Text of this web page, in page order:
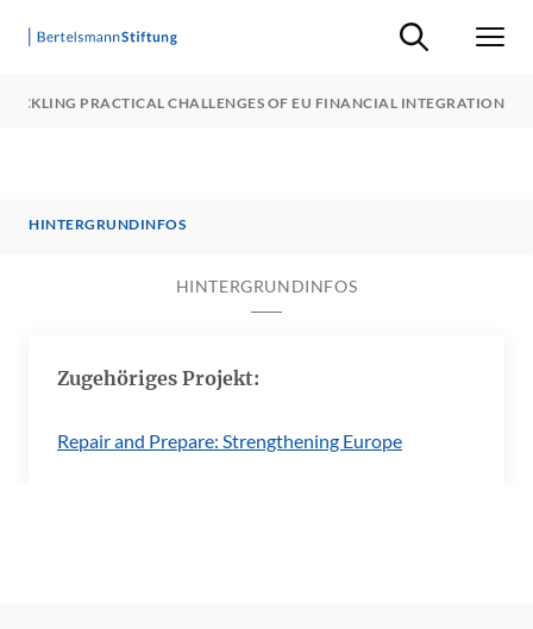
Suche ein-/
TACKLING PRACTICAL CHALLENGES OF EU FINANCIAL INTEGRATION
HINTERGRUNDINFOS
HINTERGRUNDINFOS
Zugehöriges Projekt:
Repair and Prepare: Strengthening Europe